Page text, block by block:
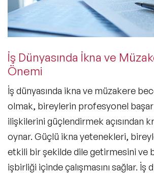
İş Dünyasında İkna ve
Önemi
İş dünyasında ikna ve müzakere
olmak, bireylerin profesyonel
ilişkilerini güçlendirmek açısından
oynar. Güçlü ikna yetenekleri,
etkili bir şekilde dile getirmesini ve
işbirliği içinde çalışmasını sağlar. İş